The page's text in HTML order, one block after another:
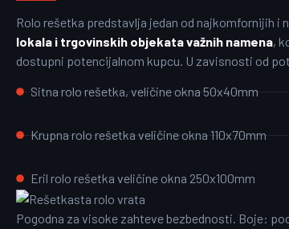
Rolo rešetka predstavlja jedan od najkomfornijih
lokala i trgovinskih objekata važnih namena,
dostupni potencijalnom kupcu. U zavisnosti od
Sitna rolo rešetka, veličine okna 50x40mm
Krupna rolo rešetka veličine okna 110x70mm
Eril rolo rešetka veličine okna 250x100mm
Pogodna za visoke zahteve bezbednosti. Boje: